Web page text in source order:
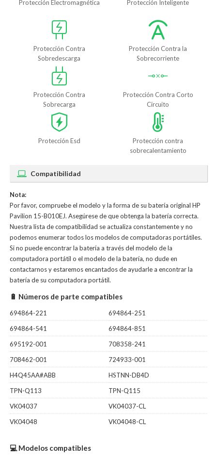
Protección Electromagnética Protección Inteligente
Protección Contra
Sobredescarga
Protección Contra la
Sobrecorriente
Protección Contra
Sobrecarga
Protección Contra Corto
Circuito
Protección Esd
Protección contra
sobrecalentamiento
Compatibilidad
Nota:
Por favor, compruebe el modelo y la forma de su batería original HP
Pavilion 15-B010EJ. Asegúrese de que obtenga la batería correcta.
Nuestra lista de compatibilidad se actualiza constantemente y no
podemos enumerar todos los modelos de computadoras portátiles.
Si no puede encontrar la batería a través del modelo de la
computadora portátil o el modelo de la batería, no dude en
contactarnos y estaremos encantados de ayudarle a encontrar la
batería de su computadora portátil.
🔋 Números de parte compatibles
694864-221
694864-251
694864-541
694864-851
695192-001
708358-241
708462-001
724933-001
H4Q45AA#ABB
HSTNN-DB4D
TPN-Q113
TPN-Q115
VK04037
VK04037-CL
VK04048
VK04048-CL
💻 Modelos compatibles